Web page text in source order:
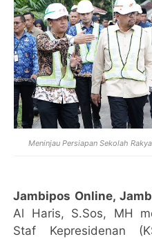
Meninjau Persiapan Sekolah
Jambipos Online,
Al Haris, S.Sos, MH
Staf Kepresidenan